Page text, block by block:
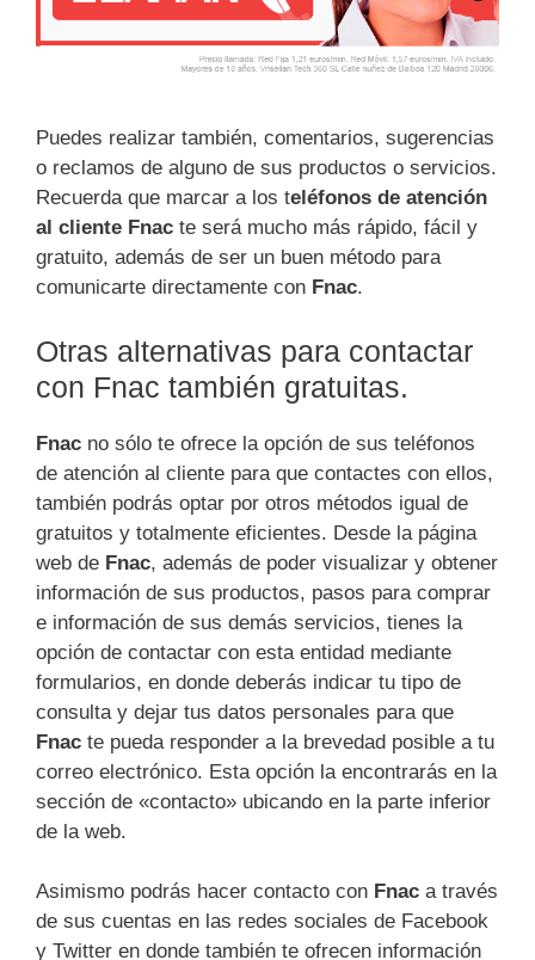
Puedes realizar también, comentarios, sugerencias
o reclamos de alguno de sus productos o servicios.
Recuerda que marcar a los teléfonos de atención
al cliente Fnac te será mucho más rápido, fácil y
gratuito, además de ser un buen método para
comunicarte directamente con Fnac.
Otras alternativas para contactar
con Fnac también gratuitas.
Fnac no sólo te ofrece la opción de sus teléfonos
de atención al cliente para que contactes con ellos,
también podrás optar por otros métodos igual de
gratuitos y totalmente eficientes. Desde la página
web de Fnac, además de poder visualizar y obtener
información de sus productos, pasos para comprar
e información de sus demás servicios, tienes la
opción de contactar con esta entidad mediante
formularios, en donde deberás indicar tu tipo de
consulta y dejar tus datos personales para que
Fnac te pueda responder a la brevedad posible a tu
correo electrónico. Esta opción la encontrarás en la
sección de «contacto» ubicando en la parte inferior
de la web.
Asimismo podrás hacer contacto con Fnac a través
de sus cuentas en las redes sociales de Facebook
y Twitter en donde también te ofrecen información